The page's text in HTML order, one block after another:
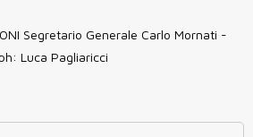
Segretario Generale Carlo Mornati -
Luca Pagliaricci